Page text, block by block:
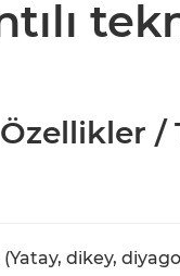
/
(Yatay, dikey,